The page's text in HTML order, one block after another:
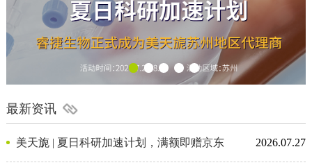
最新资讯
美天旎 | 夏日科研加速计划，满额即赠京东 2026.07.27